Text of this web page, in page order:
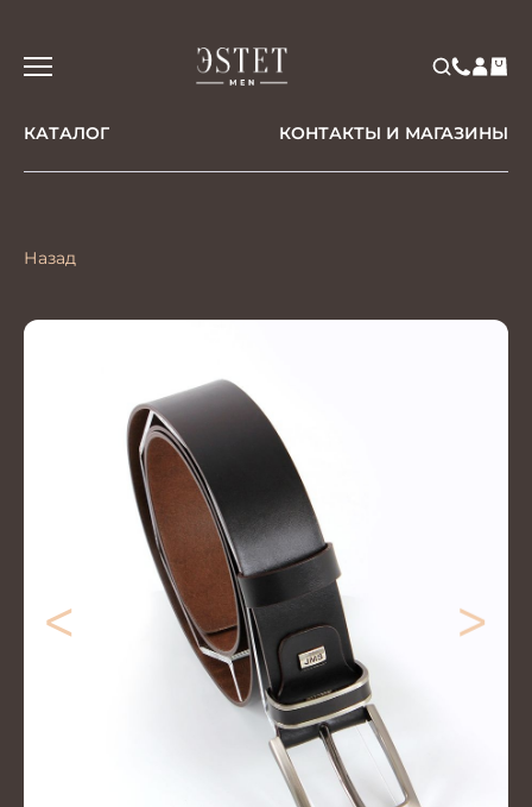
КАТАЛОГ КОНТАКТЫ И МАГАЗИНЫ
Назад
< >